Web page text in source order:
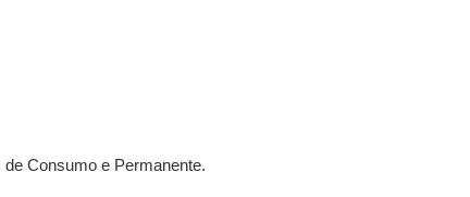
Consumo e Permanente.